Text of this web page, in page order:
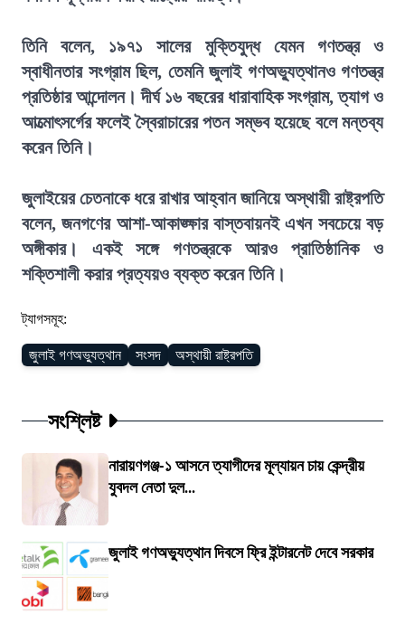
তিনি বলেন, ১৯৭১ সালের মুক্তিযুদ্ধ যেমন গণতন্ত্র ও
স্বাধীনতার সংগ্রাম ছিল, তেমনি জুলাই গণঅভ্যুত্থানও গণতন্ত্র
প্রতিষ্ঠার আন্দোলন। দীর্ঘ ১৬ বছরের ধারাবাহিক সংগ্রাম, ত্যাগ ও
আত্মোৎসর্গের ফলেই স্বৈরাচারের পতন সম্ভব হয়েছে বলে মন্তব্য
করেন তিনি।
জুলাইয়ের চেতনাকে ধরে রাখার আহ্বান জানিয়ে অস্থায়ী রাষ্ট্রপতি
বলেন, জনগণের আশা-আকাঙ্ক্ষার বাস্তবায়নই এখন সবচেয়ে বড়
অঙ্গীকার। একই সঙ্গে গণতন্ত্রকে আরও প্রাতিষ্ঠানিক ও
শক্তিশালী করার প্রত্যয়ও ব্যক্ত করেন তিনি।
ট্যাগসমূহ:
জুলাই গণঅভ্যুত্থান সংসদ অস্থায়ী রাষ্ট্রপতি
সংশ্লিষ্ট
নারায়ণগঞ্জ-১ আসনে ত্যাগীদের মূল্যায়ন চায় কেন্দ্রীয়
যুবদল নেতা দুল...
জুলাই গণঅভ্যুত্থান দিবসে ফ্রি ইন্টারনেট দেবে সরকার